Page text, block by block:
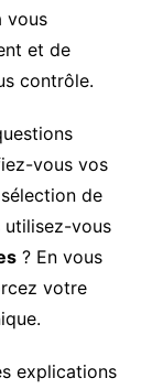
vous
et de
contrôle.
vous vos
de
utilisez-vous
? En vous
votre
explications